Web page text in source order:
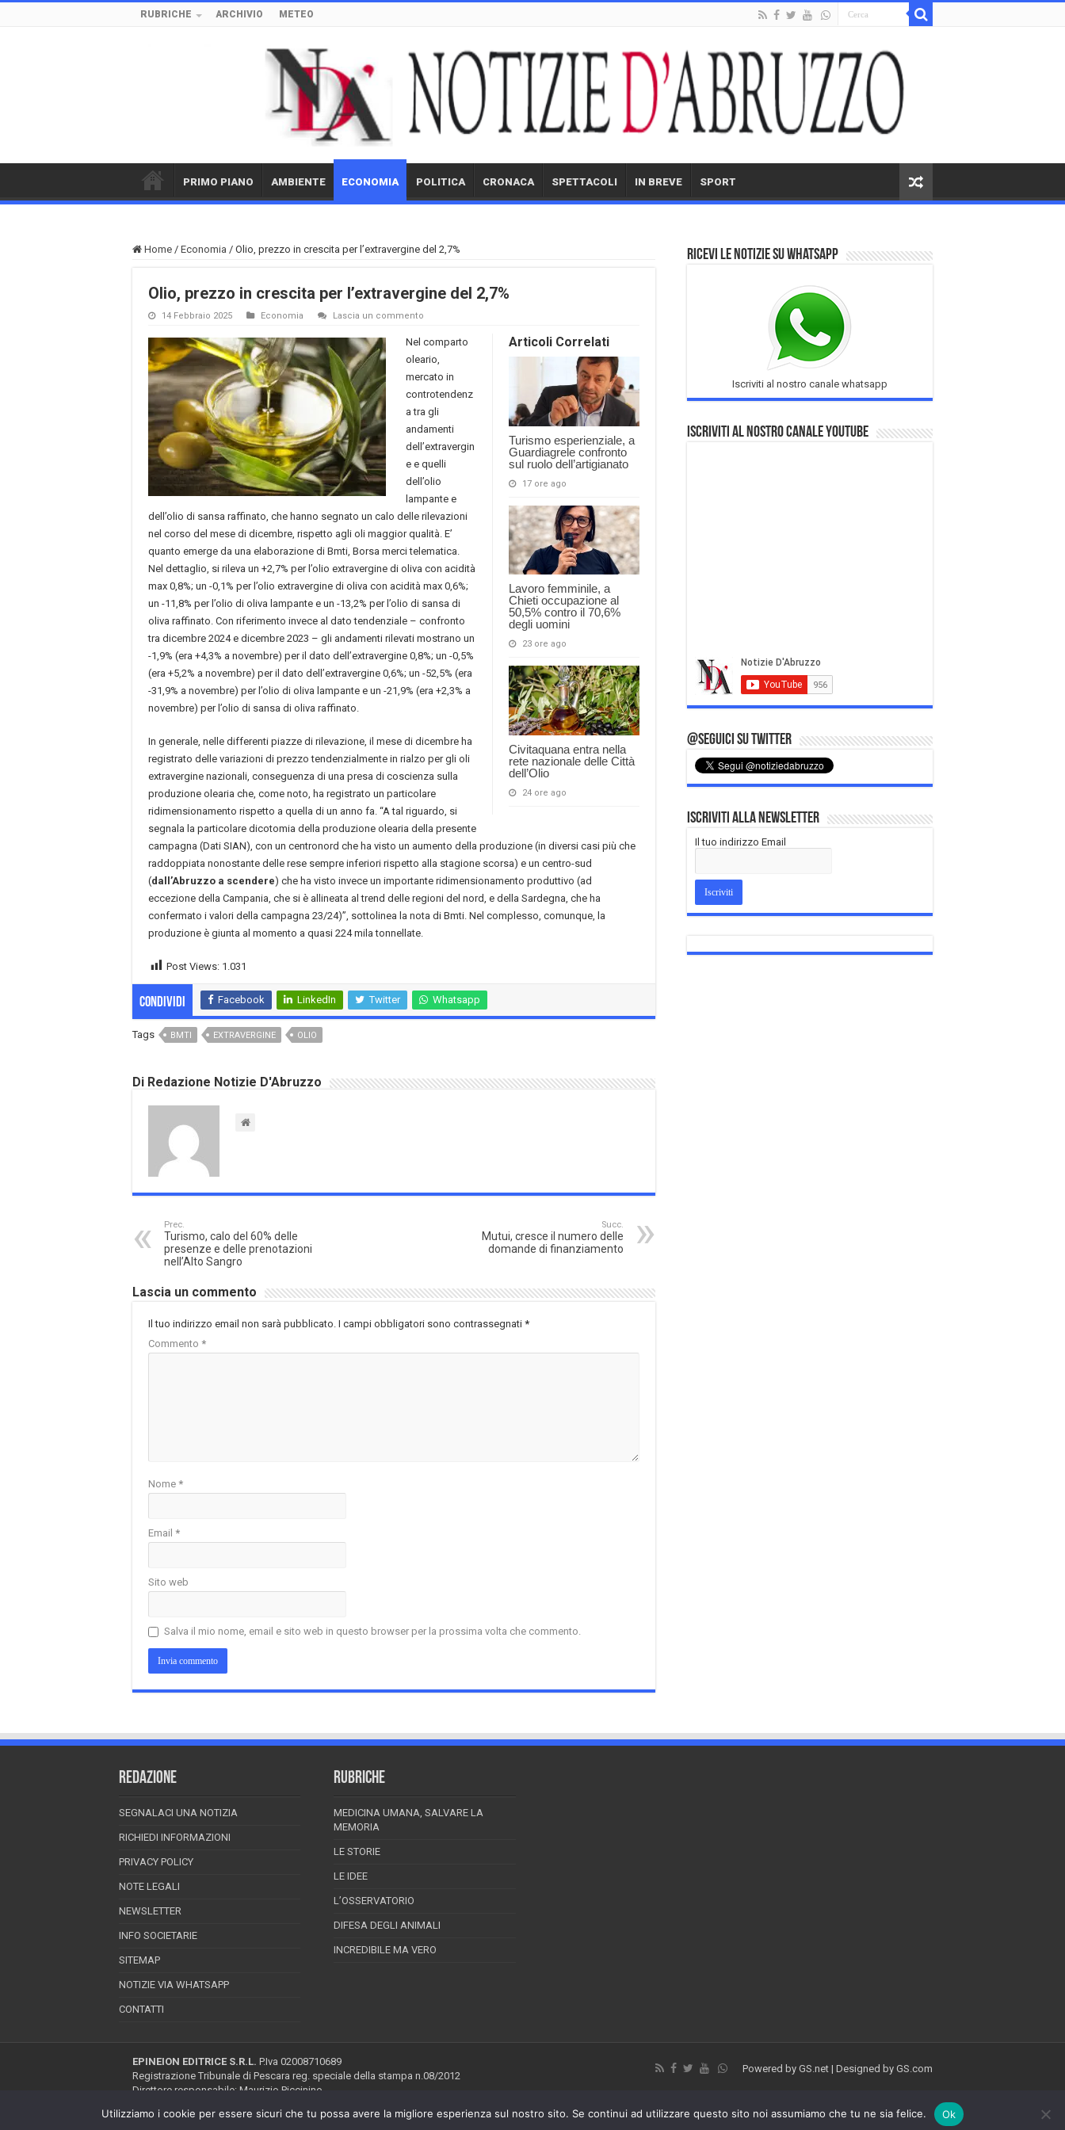
RUBRICHE ARCHIVIO METEO
PRIMO PIANO AMBIENTE ECONOMIA POLITICA CRONACA SPETTACOLI IN BREVE SPORT
Home / Economia / Olio, prezzo in crescita per l’extravergine del 2,7%
Olio, prezzo in crescita per l’extravergine del 2,7%
14 Febbraio 2025 Economia Lascia un commento
Articoli Correlati
Turismo esperienziale, a
Guardiagrele confronto
sul ruolo dell’artigianato
17 ore ago
Lavoro femminile, a
Chieti occupazione al
50,5% contro il 70,6%
degli uomini
23 ore ago
Civitaquana entra nella
rete nazionale delle Città
dell’Olio
24 ore ago
Nel comparto
oleario,
mercato in
controtendenz
a tra gli
andamenti
dell’extravergin
e e quelli
dell’olio
lampante e
dell’olio di sansa raffinato, che hanno segnato un calo delle rilevazioni
nel corso del mese di dicembre, rispetto agli oli maggior qualità. E’
quanto emerge da una elaborazione di Bmti, Borsa merci telematica.
Nel dettaglio, si rileva un +2,7% per l’olio extravergine di oliva con acidità
max 0,8%; un -0,1% per l’olio extravergine di oliva con acidità max 0,6%;
un -11,8% per l’olio di oliva lampante e un -13,2% per l’olio di sansa di
oliva raffinato. Con riferimento invece al dato tendenziale – confronto
tra dicembre 2024 e dicembre 2023 – gli andamenti rilevati mostrano un
-1,9% (era +4,3% a novembre) per il dato dell’extravergine 0,8%; un -0,5%
(era +5,2% a novembre) per il dato dell’extravergine 0,6%; un -52,5% (era
-31,9% a novembre) per l’olio di oliva lampante e un -21,9% (era +2,3% a
novembre) per l’olio di sansa di oliva raffinato.
In generale, nelle differenti piazze di rilevazione, il mese di dicembre ha
registrato delle variazioni di prezzo tendenzialmente in rialzo per gli oli
extravergine nazionali, conseguenza di una presa di coscienza sulla
produzione olearia che, come noto, ha registrato un particolare
ridimensionamento rispetto a quella di un anno fa. “A tal riguardo, si
segnala la particolare dicotomia della produzione olearia della presente
campagna (Dati SIAN), con un centronord che ha visto un aumento della produzione (in diversi casi più che
raddoppiata nonostante delle rese sempre inferiori rispetto alla stagione scorsa) e un centro-sud
(dall’Abruzzo a scendere) che ha visto invece un importante ridimensionamento produttivo (ad
eccezione della Campania, che si è allineata al trend delle regioni del nord, e della Sardegna, che ha
confermato i valori della campagna 23/24)”, sottolinea la nota di Bmti. Nel complesso, comunque, la
produzione è giunta al momento a quasi 224 mila tonnellate.
Post Views: 1.031
Condividi Facebook LinkedIn Twitter Whatsapp
Tags BMTI EXTRAVERGINE OLIO
Di Redazione Notizie D'Abruzzo
Prec.
Turismo, calo del 60% delle
presenze e delle prenotazioni
nell’Alto Sangro
Succ.
Mutui, cresce il numero delle
domande di finanziamento
Lascia un commento
Il tuo indirizzo email non sarà pubblicato. I campi obbligatori sono contrassegnati *
Commento *
Nome *
Email *
Sito web
Salva il mio nome, email e sito web in questo browser per la prossima volta che commento.
Ricevi le notizie su Whatsapp
Iscriviti al nostro canale whatsapp
Iscriviti al nostro Canale Youtube
@Seguici su Twitter
Iscriviti alla Newsletter
Il tuo indirizzo Email
REDAZIONE
SEGNALACI UNA NOTIZIA
RICHIEDI INFORMAZIONI
PRIVACY POLICY
NOTE LEGALI
NEWSLETTER
INFO SOCIETARIE
SITEMAP
NOTIZIE VIA WHATSAPP
CONTATTI
RUBRICHE
MEDICINA UMANA, SALVARE LA
MEMORIA
LE STORIE
LE IDEE
L’OSSERVATORIO
DIFESA DEGLI ANIMALI
INCREDIBILE MA VERO
Powered by GS.net | Designed by GS.com
EPINEION EDITRICE S.R.L. P.Iva 02008710689
Registrazione Tribunale di Pescara reg. speciale della stampa n.08/2012
Direttore responsabile: Maurizio Piccinino
Riproduzione riservata © Copyright 2026, All Rights Reserved
Utilizziamo i cookie per essere sicuri che tu possa avere la migliore esperienza sul nostro sito. Se continui ad utilizzare questo sito noi assumiamo che tu ne sia felice. Ok